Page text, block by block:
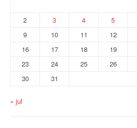
2
3 4 5
9
10 11 12
16
17 18 19
23
24 25 26
30
31
« jul